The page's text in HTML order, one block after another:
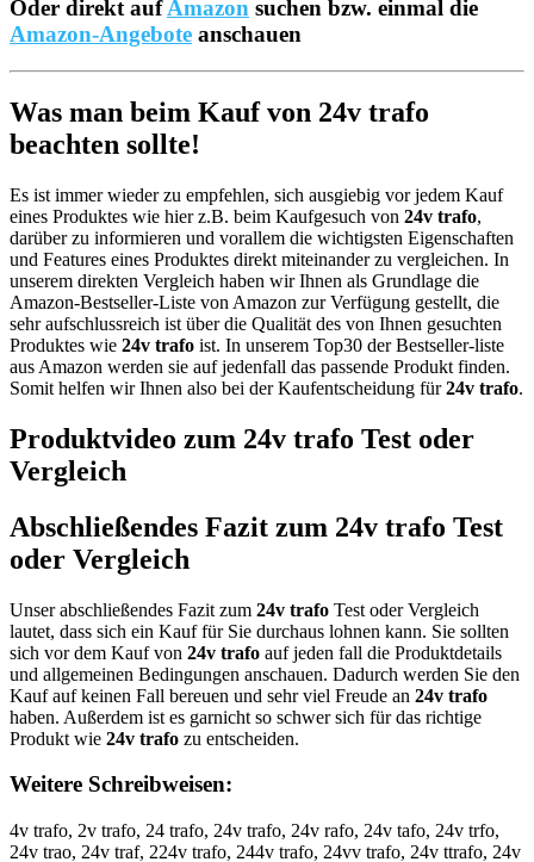
Oder direkt aufAmazon suchen bzw. einmal die
Amazon-Angebote anschauen
Was man beim Kauf von 24v trafo
beachten sollte!
Es ist immer wieder zu empfehlen, sich ausgiebig vor jedem Kauf
eines Produktes wie hier z.B. beim Kaufgesuch von 24v trafo,
darüber zu informieren und vorallem die wichtigsten Eigenschaften
und Features eines Produktes direkt miteinander zu vergleichen. In
unserem direkten Vergleich haben wir Ihnen als Grundlage die
Amazon-Bestseller-Liste von Amazon zur Verfügung gestellt, die
sehr aufschlussreich ist über die Qualität des von Ihnen gesuchten
Produktes wie 24v trafo ist. In unserem Top30 der Bestseller-liste
aus Amazon werden sie auf jedenfall das passende Produkt finden.
Somit helfen wir Ihnen also bei der Kaufentscheidung für24v trafo.
Produktvideo zum 24v trafo Test oder
Vergleich
Abschließendes Fazit zum 24v trafo Test
oder Vergleich
Unser abschließendes Fazit zum 24v trafo Test oder Vergleich
lautet, dass sich ein Kauf für Sie durchaus lohnen kann. Sie sollten
sich vor dem Kauf von 24v trafo auf jeden fall die Produktdetails
und allgemeinen Bedingungen anschauen. Dadurch werden Sie den
Kauf auf keinen Fall bereuen und sehr viel Freude an 24v trafo
haben. Außerdem ist es garnicht so schwer sich für das richtige
Produkt wie 24v trafo zu entscheiden.
Weitere Schreibweisen:
4v trafo, 2v trafo, 24 trafo, 24v trafo, 24v rafo, 24v tafo, 24v trfo,
24v trao, 24v traf, 224v trafo, 244v trafo, 24vv trafo, 24v ttrafo, 24v